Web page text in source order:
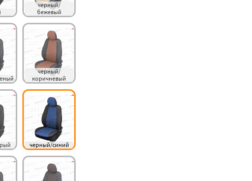
черный/
бежевый
черный/
коричневый
черный/синий